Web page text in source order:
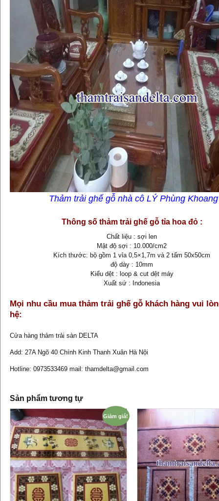
Thảm trải ghế gỗ nhà cô LÝ Phùng Khoang
Thông số thảm trải ghế gỗ tỉa hoa đỏ :
Chất liệu : sợi len
Mật độ sợi : 10.000/cm2
Kích thước: bộ gồm 1 vỉa 0,5×1,7m và 2 tấm 50x50cm
độ dày : 10mm
Kiểu dệt : loop & cut dệt máy
Xuất sứ : Indonesia
Mọi nhu cầu mua thảm trải ghế gỗ khách hàng vui
hệ:
Cửa hàng thảm trải sàn DELTA
Add: 27A Ngõ 40 Chính Kinh Thanh Xuân Hà Nội
Hotline: 0973533469 mail: thamdelta@gmail.com
Sản phẩm tương tự
Giảm giá!